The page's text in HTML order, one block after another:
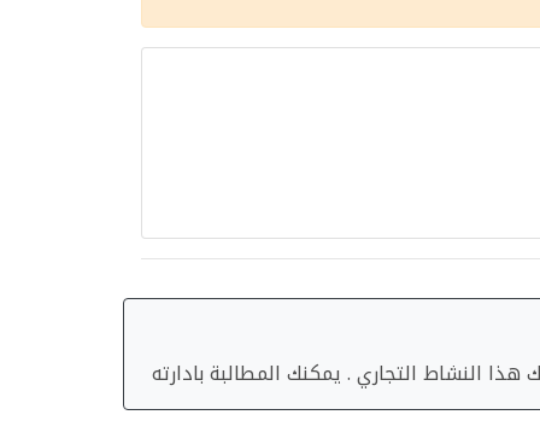
النشاط التجاري . يمكنك المطالبة بادارته